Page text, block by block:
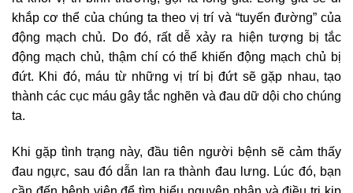
khắp cơ thể của chúng ta theo vị trí và “tuyến đường” của
động mạch chủ. Do đó, rất dễ xảy ra hiện tượng bị tắc
động mạch chủ, thậm chí có thể khiến động mạch chủ bị
đứt. Khi đó, máu từ những vị trí bị đứt sẽ gặp nhau, tạo
thành các cục máu gây tắc nghẽn và đau dữ dội cho chúng
ta.
Khi gặp tình trạng này, đầu tiên người bệnh sẽ cảm thấy
đau ngực, sau đó dẫn lan ra thành đau lưng. Lúc đó, bạn